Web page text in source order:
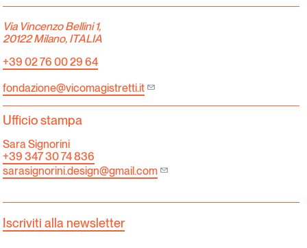
Via Vincenzo Bellini 1,
20122 Milano, ITALIA
+39 02 76 00 29 64
fondazione@vicomagistretti.it
Ufficio stampa
Sara Signorini
+39 347 30 74 836
sarasignorini.design@gmail.com
Iscriviti alla newsletter